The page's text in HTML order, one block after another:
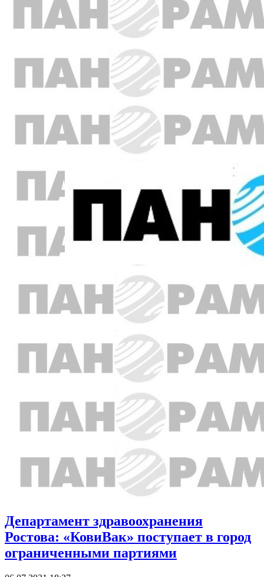
Департамент здравоохранения
Ростова: «КовиВак» поступает в город
ограниченными партиями